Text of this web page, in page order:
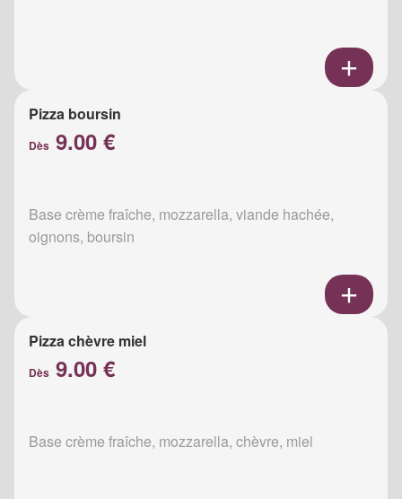
Pizza boursin
Dès 9.00 €
Base crème fraîche, mozzarella, viande hachée,
oignons, boursin
Pizza chèvre miel
Dès 9.00 €
Base crème fraîche, mozzarella, chèvre, miel